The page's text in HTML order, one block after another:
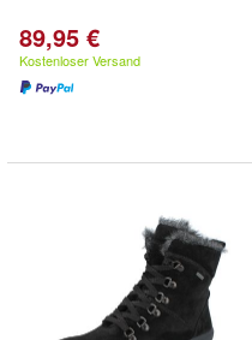
89,95 €
Kostenloser Versand